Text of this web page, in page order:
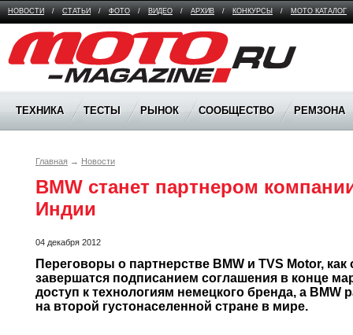
НОВОСТИ / СТАТЬИ / ФОТО / ВИДЕО / АРХИВ / КОНКУРСЫ / МОТО КАТАЛОГ
Moto Magazine
ТЕХНИКА ТЕСТЫ РЫНОК СООБЩЕСТВО РЕМЗОНА
Главная → Новости
BMW станет партнером
Индии
04 декабря 2012
Переговоры о партнерстве BMW и TVS Motor, как
завершатся подписанием соглашения в конце
доступ к технологиям немецкого бренда, а BMW
на второй густонаселенной стране в мире.